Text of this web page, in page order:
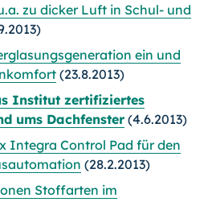
zu dicker Luft in Schul- und
ein und
(23.8.2013)
Institut zertifiziertes
ums Dachfenster (4.6.2013)
Integra Control Pad für den
(28.2.2013)
Stoffarten im